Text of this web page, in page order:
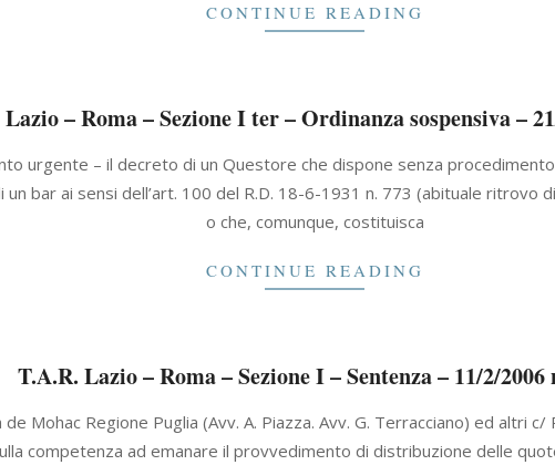
CONTINUE READING
– Roma – Sezione I ter – Ordinanza sospensiva –
urgente – il decreto di un Questore che dispone senza
un bar ai sensi dell’art. 100 del R.D. 18-6-1931 n. 773 (abituale
o che, comunque, costituisca
CONTINUE READING
T.A.R. Lazio – Roma – Sezione I – Sentenza – 11/2/2006
Mohac Regione Puglia (Avv. A. Piazza. Avv. G. Terracciano) ed altri
competenza ad emanare il provvedimento di distribuzione delle